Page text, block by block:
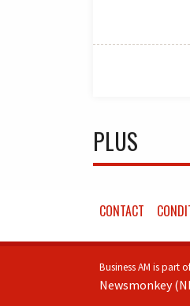
PLUS
CONTACT
Business AM is part
Newsmonkey